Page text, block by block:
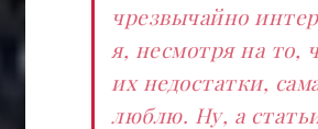
чрезвычайно
я, несмотря на то,
их недостатки,
люблю. Ну, а